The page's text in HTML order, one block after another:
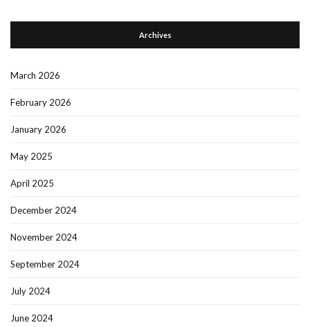
Archives
March 2026
February 2026
January 2026
May 2025
April 2025
December 2024
November 2024
September 2024
July 2024
June 2024